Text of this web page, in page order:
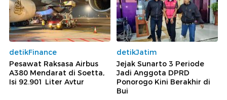
detikFinance
Pesawat Raksasa Airbus
A380 Mendarat di Soetta,
Isi 92.901 Liter Avtur
detikJatim
Jejak Sunarto 3 Periode
Jadi Anggota DPRD
Ponorogo Kini Berakhir di
Bui